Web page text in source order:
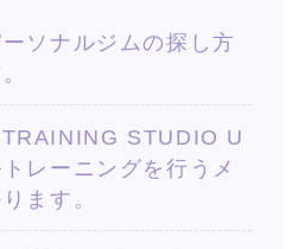
ソナルジムの探し方
STUDIO U
レーニングを行うメ
ます。